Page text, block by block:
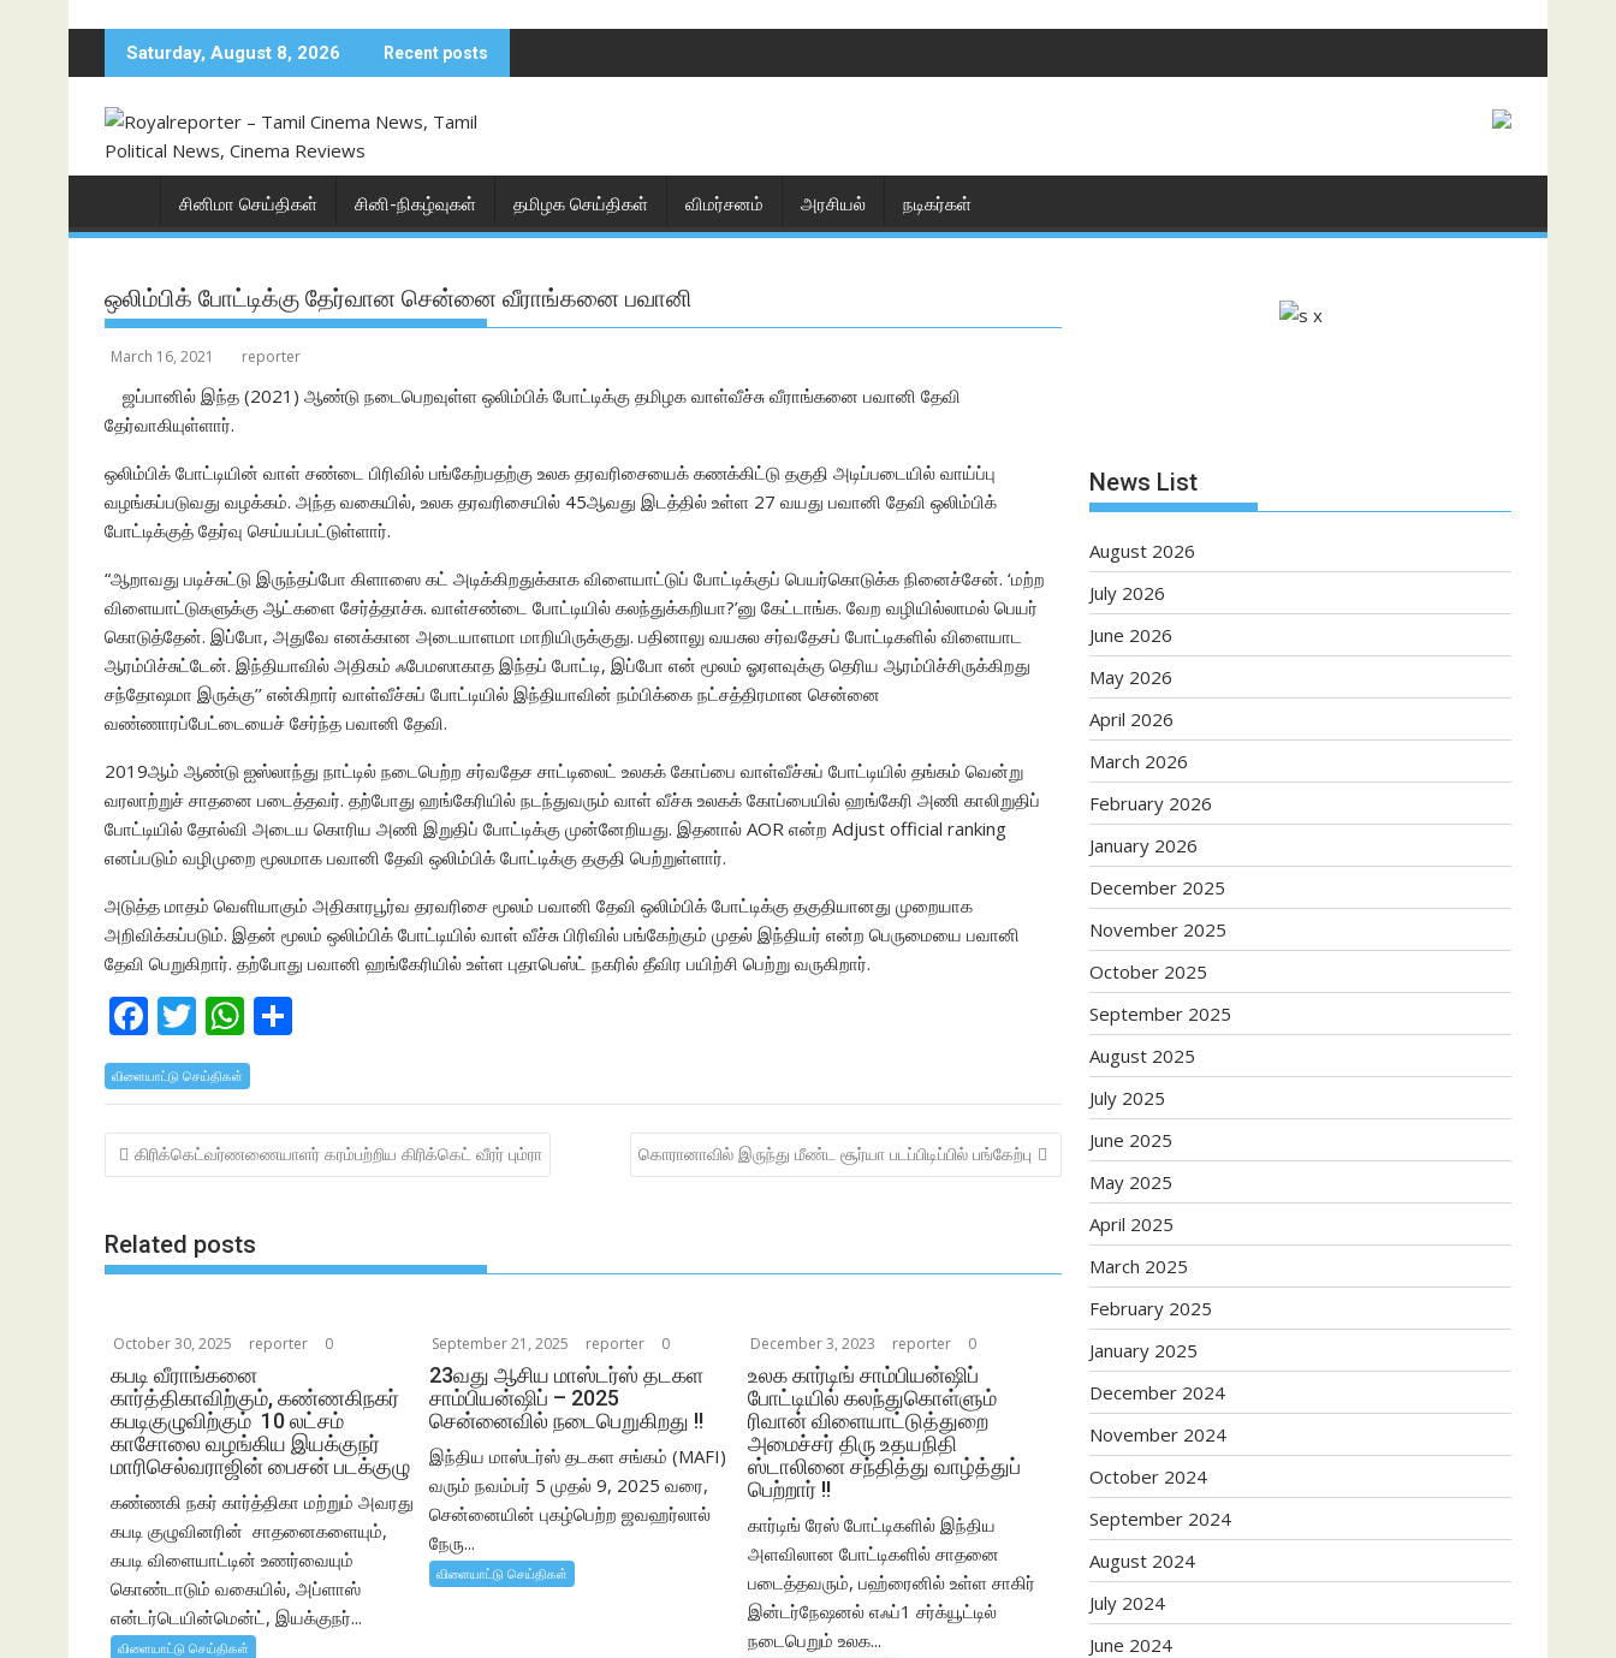
content
Saturday, August 8, 2026 Recent posts
சினிமா செய்திகள் சினி-நிகழ்வுகள் தமிழக செய்திகள் விமர்சனம் அரசியல் நடிகர்கள்
ஒலிம்பிக் போட்டிக்கு தேர்வான சென்னை வீராங்கனை பவானி
March 16, 2021 reporter
ஜப்பானில் இந்த (2021) ஆண்டு நடைபெறவுள்ள ஒலிம்பிக் போட்டிக்கு தமிழக வாள்வீச்சு வீராங்கனை பவானி தேவி
தேர்வாகியுள்ளார்.
ஒலிம்பிக் போட்டியின் வாள் சண்டை பிரிவில் பங்கேற்பதற்கு உலக தரவரிசையைக் கணக்கிட்டு தகுதி அடிப்படையில் வாய்ப்பு
வழங்கப்படுவது வழக்கம். அந்த வகையில், உலக தரவரிசையில் 45ஆவது இடத்தில் உள்ள 27 வயது பவானி தேவி ஒலிம்பிக்
போட்டிக்குத் தேர்வு செய்யப்பட்டுள்ளார்.
“ஆறாவது படிச்சுட்டு இருந்தப்போ கிளாஸை கட் அடிக்கிறதுக்காக விளையாட்டுப் போட்டிக்குப் பெயர்கொடுக்க நினைச்சேன். ‘மற்ற
விளையாட்டுகளுக்கு ஆட்களை சேர்த்தாச்சு. வாள்சண்டை போட்டியில் கலந்துக்கறியா?’னு கேட்டாங்க. வேற வழியில்லாமல் பெயர்
கொடுத்தேன். இப்போ, அதுவே எனக்கான அடையாளமா மாறியிருக்குது. பதினாலு வயசுல சர்வதேசப் போட்டிகளில் விளையாட
ஆரம்பிச்சுட்டேன். இந்தியாவில் அதிகம் ஃபேமஸாகாத இந்தப் போட்டி, இப்போ என் மூலம் ஓரளவுக்கு தெரிய ஆரம்பிச்சிருக்கிறது
சந்தோஷமா இருக்கு’’ என்கிறார் வாள்வீச்சுப் போட்டியில் இந்தியாவின் நம்பிக்கை நட்சத்திரமான சென்னை
வண்ணாரப்பேட்டையைச் சேர்ந்த பவானி தேவி.
2019ஆம் ஆண்டு ஐஸ்லாந்து நாட்டில் நடைபெற்ற சர்வதேச சாட்டிலைட் உலகக் கோப்பை வாள்வீச்சுப் போட்டியில் தங்கம் வென்று
வரலாற்றுச் சாதனை படைத்தவர். தற்போது ஹங்கேரியில் நடந்துவரும் வாள் வீச்சு உலகக் கோப்பையில் ஹங்கேரி அணி காலிறுதிப்
போட்டியில் தோல்வி அடைய கொரிய அணி இறுதிப் போட்டிக்கு முன்னேறியது. இதனால் AOR என்ற Adjust official ranking
எனப்படும் வழிமுறை மூலமாக பவானி தேவி ஒலிம்பிக் போட்டிக்கு தகுதி பெற்றுள்ளார்.
அடுத்த மாதம் வெளியாகும் அதிகாரபூர்வ தரவரிசை மூலம் பவானி தேவி ஒலிம்பிக் போட்டிக்கு தகுதியானது முறையாக
அறிவிக்கப்படும். இதன் மூலம் ஒலிம்பிக் போட்டியில் வாள் வீச்சு பிரிவில் பங்கேற்கும் முதல் இந்தியர் என்ற பெருமையை பவானி
தேவி பெறுகிறார். தற்போது பவானி ஹங்கேரியில் உள்ள புதாபெஸ்ட் நகரில் தீவிர பயிற்சி பெற்று வருகிறார்.
F
ac
e
b
o
k
T
w
itt
er
W
h
at
s
A
p
ar
e
விளையாட்டு செய்திகள்
Post
navigation
கிரிக்கெட்வர்ணணையாளர் கரம்பற்றிய கிரிக்கெட் வீரர் பும்ரா கொரானாவில் இருந்து மீண்ட சூர்யா படப்பிடிப்பில் பங்கேற்பு
Related posts
October 30, 2025 reporter 0
கபடி வீராங்கனை
கார்த்திகாவிற்கும், கண்ணகிநகர்
கபடிகுழுவிற்கும் 10 லட்சம்
காசோலை வழங்கிய இயக்குநர்
மாரிசெல்வராஜின் பைசன் படக்குழு
கண்ணகி நகர் கார்த்திகா மற்றும் அவரது
கபடி குழுவினரின் சாதனைகளையும்,
கபடி விளையாட்டின் உணர்வையும்
கொண்டாடும் வகையில், அப்ளாஸ்
என்டர்டெயின்மென்ட், இயக்குநர்...
விளையாட்டு செய்திகள்
September 21, 2025 reporter 0
23வது ஆசிய மாஸ்டர்ஸ் தடகள
சாம்பியன்ஷிப் – 2025
சென்னைவில் நடைபெறுகிறது !!
இந்திய மாஸ்டர்ஸ் தடகள சங்கம் (MAFI)
வரும் நவம்பர் 5 முதல் 9, 2025 வரை,
சென்னையின் புகழ்பெற்ற ஜவஹர்லால்
நேரு...
விளையாட்டு செய்திகள்
December 3, 2023 reporter 0
உலக கார்டிங் சாம்பியன்ஷிப்
போட்டியில் கலந்துகொள்ளும்
ரிவான் விளையாட்டுத்துறை
அமைச்சர் திரு உதயநிதி
ஸ்டாலினை சந்தித்து வாழ்த்துப்
பெற்றார் !!
கார்டிங் ரேஸ் போட்டிகளில் இந்திய
அளவிலான போட்டிகளில் சாதனை
படைத்தவரும், பஹ்ரைனில் உள்ள சாகிர்
இன்டர்நேஷனல் எஃப்1 சர்க்யூட்டில்
நடைபெறும் உலக...
News List
August 2026
July 2026
June 2026
May 2026
April 2026
March 2026
February 2026
January 2026
December 2025
November 2025
October 2025
September 2025
August 2025
July 2025
June 2025
May 2025
April 2025
March 2025
February 2025
January 2025
December 2024
November 2024
October 2024
September 2024
August 2024
July 2024
June 2024